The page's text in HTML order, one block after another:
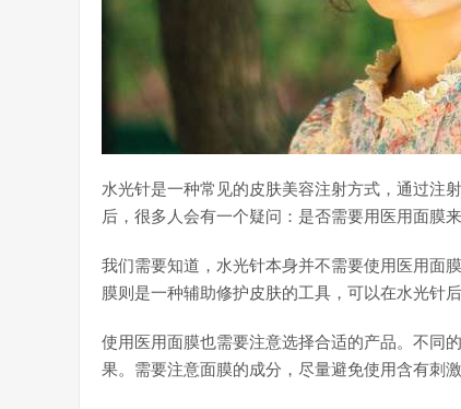
水光针是一种常见的皮肤美容注射方式，通过注
后，很多人会有一个疑问：是否需要用医用面膜
我们需要知道，水光针本身并不需要使用医用面
膜则是一种辅助修护皮肤的工具，可以在水光针
使用医用面膜也需要注意选择合适的产品。不同
果。需要注意面膜的成分，尽量避免使用含有刺